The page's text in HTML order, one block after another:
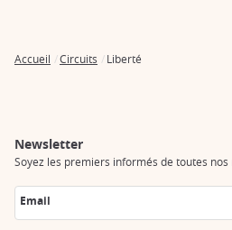
Accueil Circuits Liberté
Newsletter
Soyez les premiers informés de toutes
Email